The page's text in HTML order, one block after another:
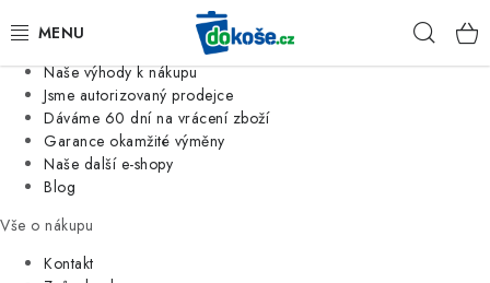
Jsme tradiční česká firma
Naše výhody k nákupu
Jsme autorizovaný prodejce
Dáváme 60 dní na vrácení zboží
Garance okamžité výměny
Naše další e-shopy
Blog
Vše o nákupu
Kontakt
KOŠE
SÁČKY
KUCHYNĚ